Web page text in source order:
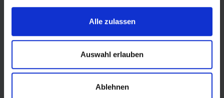
Alle zulassen
Auswahl erlauben
Ablehnen